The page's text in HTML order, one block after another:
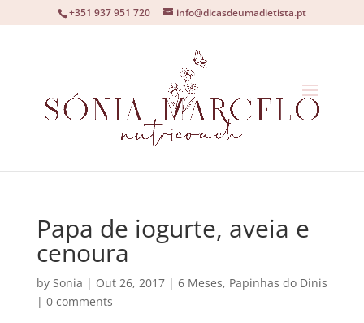
+351 937 951 720 info@dicasdeumadietista.pt
Papa de iogurte, aveia e
cenoura
by Sonia | Out 26, 2017| 6 Meses, Papinhas do Dinis
| 0 comments